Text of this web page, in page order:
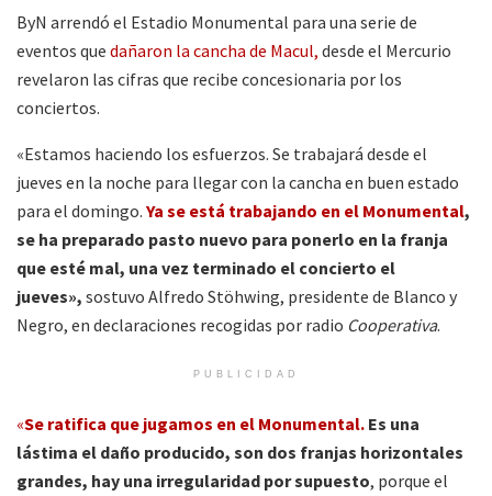
ByN arrendó el Estadio Monumental para una serie de
eventos que dañaron la cancha de Macul, desde el Mercurio
revelaron las cifras que recibe concesionaria por los
conciertos.
«Estamos haciendo los esfuerzos. Se trabajará desde el
jueves en la noche para llegar con la cancha en buen estado
para el domingo. Ya se está trabajando en el Monumental,
se ha preparado pasto nuevo para ponerlo en la franja
que esté mal, una vez terminado el concierto el
jueves», sostuvo Alfredo Stöhwing, presidente de Blanco y
Negro, en declaraciones recogidas por radio Cooperativa.
PUBLICIDAD
«Se ratifica que jugamos en el Monumental. Es una
lástima el daño producido, son dos franjas horizontales
grandes, hay una irregularidad por supuesto, porque el